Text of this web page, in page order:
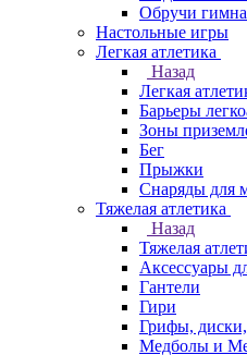
Обручи
Настольные игры
Легкая атлетика
Назад
Легкая
Барьеры
Зоны
Бег
Прыжки
Снаряды для
Тяжелая атлетика
Назад
Тяжелая
Аксессуары
Гантели
Гири
Грифы,
Медболы и